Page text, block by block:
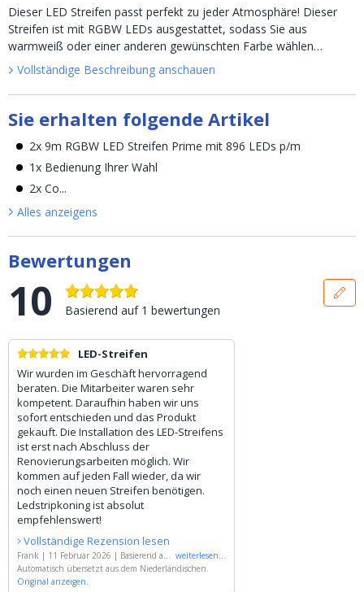
Dieser LED Streifen passt perfekt zu jeder Atmosphäre! Dieser
Streifen ist mit RGBW LEDs ausgestattet, sodass Sie aus
warmweiß oder einer anderen gewünschten Farbe wählen
können. U...
Vollständige Beschreibung anschauen
Sie erhalten folgende Artikel
2x 9m RGBW LED Streifen Prime mit 896 LEDs p/m
1x Bedienung Ihrer Wahl
2x Co...
Alles anzeigens
Bewertungen
10 Basierend auf 1 bewertungen
LED-Streifen
Wir wurden im Geschäft hervorragend
beraten. Die Mitarbeiter waren sehr
kompetent. Daraufhin haben wir uns
sofort entschieden und das Produkt
gekauft. Die Installation des LED-Streifens
ist erst nach Abschluss der
Renovierungsarbeiten möglich. Wir
kommen auf jeden Fall wieder, da wir
noch einen neuen Streifen benötigen.
Ledstripkoning ist absolut
empfehlenswert!
Vollständige Rezension lesen
Frank | 11 Februar 2026 | Basierend auf
'16 Meter RGBW LED Streifen Komplettse
t - Prime 896 LEDs p/m.
weiterlesen...
Automatisch übersetzt aus dem Niederländischen.
Original anzeigen.